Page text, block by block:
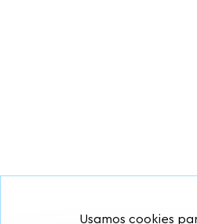
Usamos cookies